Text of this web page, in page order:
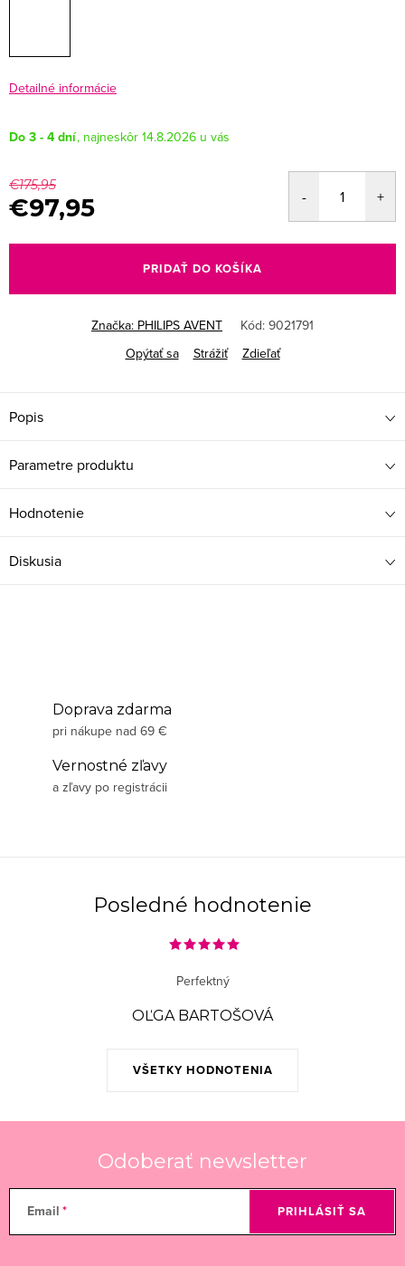
Detailné informácie
Do 3 - 4 dní 14.8.2026
€175,95
€97,95
cena:
PRIDAŤ DO KOŠÍKA
Značka: PHILIPS AVENT Kód: 9021791
Opýtať sa
Strážiť Zdieľať
Popis
Parametre produktu
Hodnotenie
Diskusia
Doprava zdarma
pri nákupe nad 69 €
Vernostné zľavy
a zľavy po registrácii
Posledné hodnotenie
VŠETKY HODNOTENIA
Perfektný
OĽGA BARTOŠOVÁ
Odoberať newsletter
Email PRIHLÁSIŤ SA